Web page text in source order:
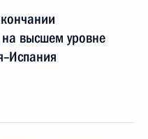
на высшем уровне